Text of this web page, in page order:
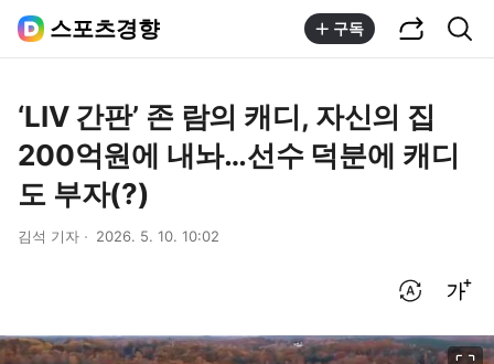
스포츠경향 구독
‘LIV 간판’ 존 람의 캐디, 자신의 집
200억원에 내놔…선수 덕분에 캐디
도 부자(?)
김석 기자 2026. 5. 10. 10:02